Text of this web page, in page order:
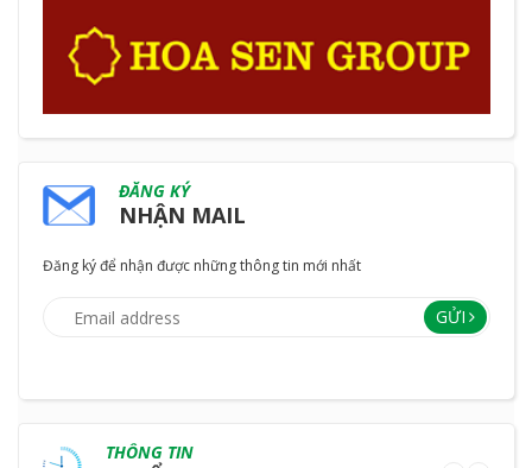
ĐĂNG KÝ
NHẬN MAIL
Đăng ký để nhận được những thông tin mới nhất
GỬI
THÔNG TIN